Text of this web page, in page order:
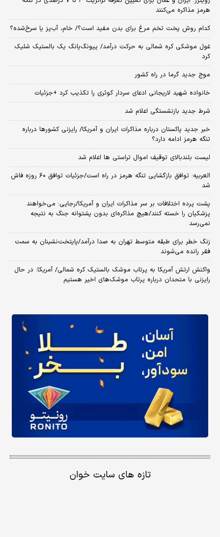
هرمز مذاکره می‌کنند
کدام روش پخت تخم مرغ برای بدن مفید است؟/ خام، آب‌پز یا سرخ‌شده؟
غول موشکی کره شمالی به حرکت درآمد/ پیونگ‌یانگ یک بالستیک شلیک
کرد
موج جدید گرما در راه کشور
خانواده شهید لاریجانی ادعای سردار کوثری را تکذیب کرد +جزئیات
شرط جدید بازنشستگی اعلام شد
خبر جدید پاکستان درباره مذاکرات ایران و آمریکا/ رایزنی کشورها درباره
تنگه هرمز ادامه دارد؟
لیست بلندبالای توقیف اموال تراستی ها اعلام شد
العربیه: توافق بازگشایی تنگه هرمز در راه است/جزئیات توافق ۶۰ روزه فاش
شد
پشت پرده اختلافات بر سر مذاکرات ایران و آمریکا/رجایی: می‌خواهند
پزشکیان را خسته کنند/هیچ مذاکره‌ای بدون پشتوانه جنگ به نتیجه
نمی‌رسد
زنگ خطر برای طبقه متوسط تهران به صدا درآمد/پایتخت‌نشینان به سمت
فقر رانده می‌شوند
واکنش ارتش آمریکا به پرتاب موشک بالستیک کره شمالی/ آمریکا: در حال
رایزنی با متحدان درباره پرتاب موشک‌های اخیر هستیم
تازه های سایت خوان